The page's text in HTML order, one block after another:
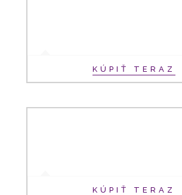
KÚPIŤ TERAZ
KÚPIŤ TERAZ